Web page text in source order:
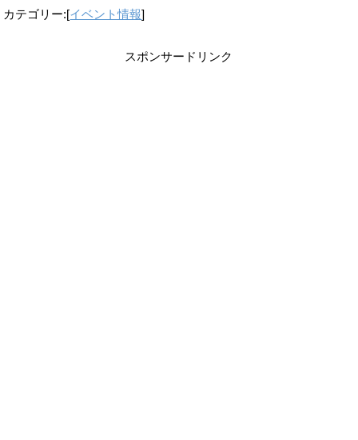
カテゴリー:[イベント情報]
スポンサードリンク